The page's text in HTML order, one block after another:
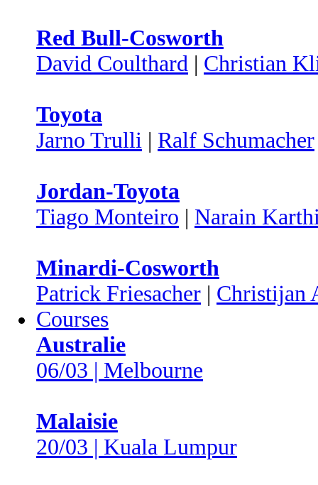
Red Bull-Cosworth
David Coulthard | Christian
Toyota
Jarno Trulli | Ralf Schumacher
Jordan-Toyota
Tiago Monteiro | Narain
Minardi-Cosworth
Patrick Friesacher | Christijan
Courses
Australie
06/03 | Melbourne
Malaisie
20/03 | Kuala Lumpur